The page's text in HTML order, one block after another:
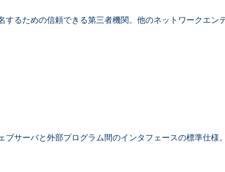
るための信頼できる第三者機関。他のネットワークエ
サーバと外部プログラム間のインタフェースの標準仕様